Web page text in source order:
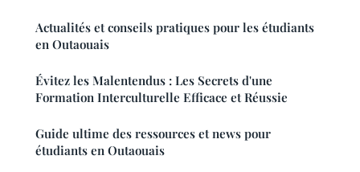
Actualités et conseils pratiques pour les étudiants
en Outaouais
Évitez les Malentendus : Les Secrets d'une
Formation Interculturelle Efficace et Réussie
Guide ultime des ressources et news pour
étudiants en Outaouais